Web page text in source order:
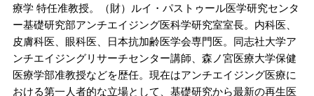
療学 特任准教授。（財）ルイ・パストゥール医学研究センタ
ー基礎研究部アンチエイジング医科学研究室室長。内科医、
皮膚科医、眼科医、日本抗加齢医学会専門医。同志社大学ア
ンチエイジングリサーチセンター講師、森ノ宮医療大学保健
医療学部准教授などを歴任。現在はアンチエイジング医療に
おける第一人者的な立場として、基礎研究から最新の再生医